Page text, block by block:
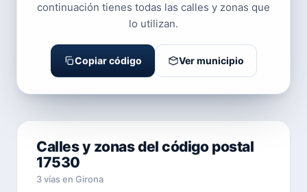
continuación tienes todas las calles y zonas que
lo utilizan.
Copiar código Ver municipio
Calles y zonas del código postal
17530
3 vías en Girona